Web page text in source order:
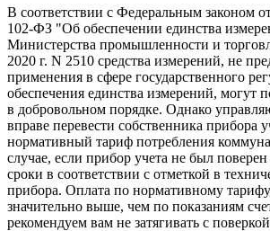
В соответствии с Федеральным законом
102-ФЗ "Об обеспечении единства
Министерства промышленности и
2020 г. N 2510 средства измерений, не
применения в сфере государственного
обеспечения единства измерений, могут
в добровольном порядке. Однако
вправе перевести собственника прибора
нормативный тариф потребления
случае, если прибор учета не был
сроки в соответствии с отметкой в
прибора. Оплата по нормативному
значительно выше, чем по показаниям
рекомендуем вам не затягивать с